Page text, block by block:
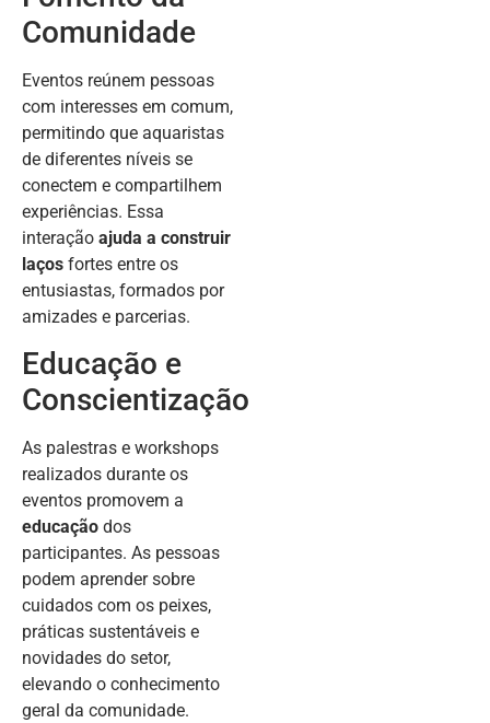
Comunidade
Eventos reúnem pessoas
com interesses em comum,
permitindo que aquaristas
de diferentes níveis se
conectem e compartilhem
experiências. Essa
interação ajuda a construir
laços fortes entre os
entusiastas, formados por
amizades e parcerias.
Educação e
Conscientização
As palestras e workshops
realizados durante os
eventos promovem a
educação dos
participantes. As pessoas
podem aprender sobre
cuidados com os peixes,
práticas sustentáveis e
novidades do setor,
elevando o conhecimento
geral da comunidade.